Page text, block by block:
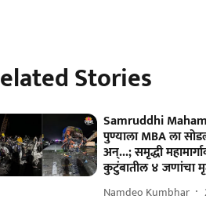
Stories
Samruddhi
पुण्याला MBA ला
अन्...; समृद्धी
कुटुंबातील ४ जणांचा
Namdeo Kumbhar